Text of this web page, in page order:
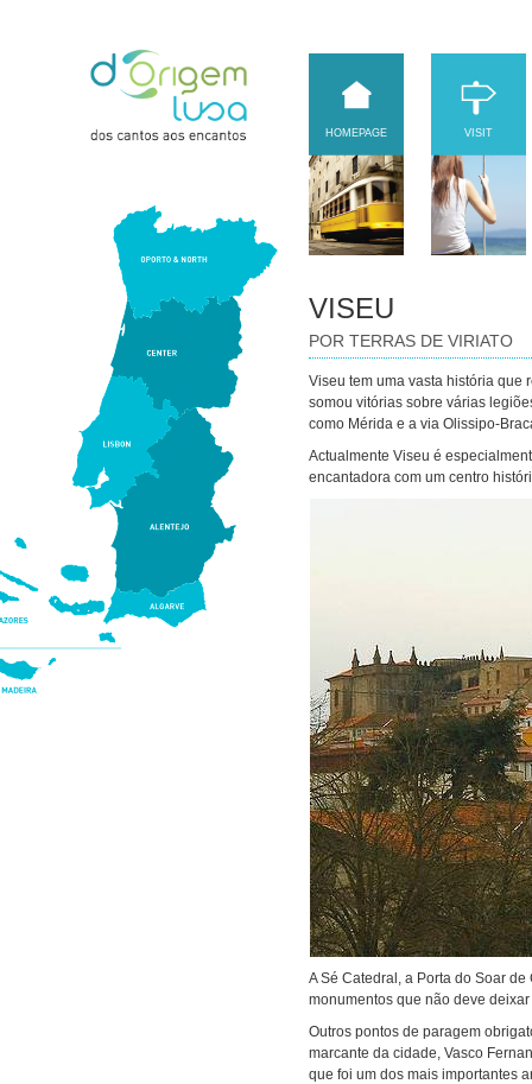
HOMEPAGE VISIT
VISEU
POR TERRAS DE VIRIATO
Viseu tem uma vasta história que
somou vitórias sobre várias
como Mérida e a via Olissipo-
Actualmente Viseu é
encantadora com um centro
A Sé Catedral, a Porta do Soar
monumentos que não deve deixar
Outros pontos de paragem
marcante da cidade, Vasco
que foi um dos mais importantes